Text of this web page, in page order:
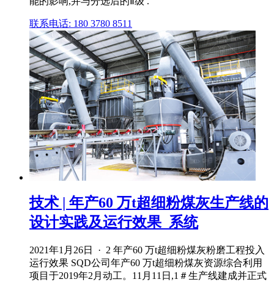
联系电话: 180 3780 8511
技术 | 年产60 万t超细粉煤灰生产线的
设计实践及运行效果_系统
2021年1月26日 · 2 年产60 万t超细粉煤灰粉磨工程投入
运行效果 SQD公司年产60 万t超细粉煤灰资源综合利用
项目于2019年2月动工。11月11日,1＃生产线建成并正式